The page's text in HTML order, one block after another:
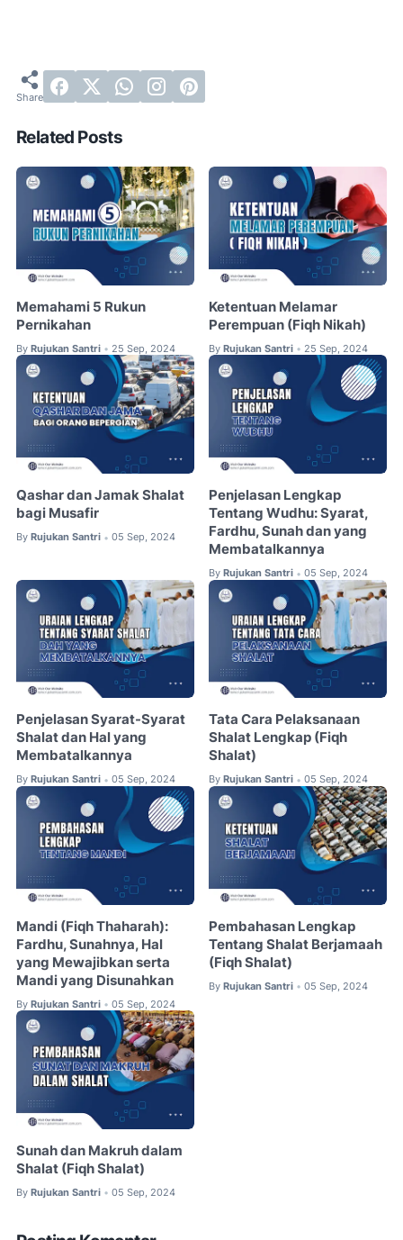
Related Posts
Memahami 5 Rukun
Pernikahan
By Rujukan Santri • 25 Sep, 2024
Ketentuan Melamar
Perempuan (Fiqh Nikah)
By Rujukan Santri • 25 Sep, 2024
Qashar dan Jamak Shalat
bagi Musafir
By Rujukan Santri • 05 Sep, 2024
Penjelasan Lengkap
Tentang Wudhu: Syarat,
Fardhu, Sunah dan yang
Membatalkannya
By Rujukan Santri • 05 Sep, 2024
Penjelasan Syarat-Syarat
Shalat dan Hal yang
Membatalkannya
By Rujukan Santri • 05 Sep, 2024
Tata Cara Pelaksanaan
Shalat Lengkap (Fiqh
Shalat)
By Rujukan Santri • 05 Sep, 2024
Mandi (Fiqh Thaharah):
Fardhu, Sunahnya, Hal
yang Mewajibkan serta
Mandi yang Disunahkan
By Rujukan Santri • 05 Sep, 2024
Pembahasan Lengkap
Tentang Shalat Berjamaah
(Fiqh Shalat)
By Rujukan Santri • 05 Sep, 2024
Sunah dan Makruh dalam
Shalat (Fiqh Shalat)
By Rujukan Santri • 05 Sep, 2024